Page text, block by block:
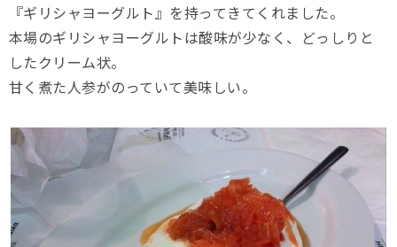
『ギリシャヨーグルト』を持ってきてくれました。
本場のギリシャヨーグルトは酸味が少なく、どっしりと
したクリーム状。
甘く煮た人参がのっていて美味しい。